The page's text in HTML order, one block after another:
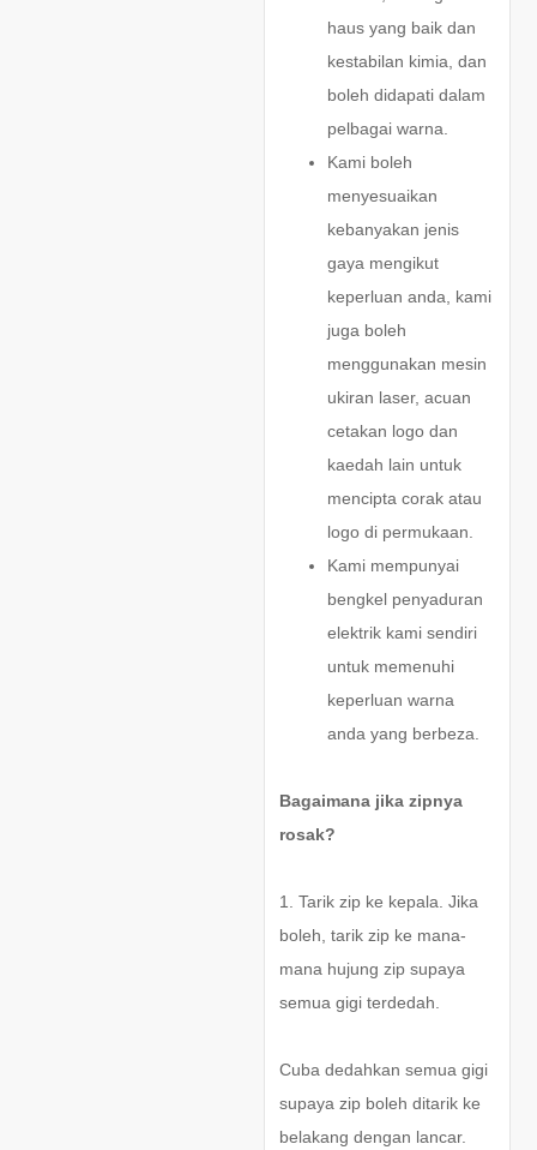
haus yang baik dan
kestabilan kimia, dan
boleh didapati dalam
pelbagai warna.
Kami boleh
menyesuaikan
kebanyakan jenis
gaya mengikut
keperluan anda, kami
juga boleh
menggunakan mesin
ukiran laser, acuan
cetakan logo dan
kaedah lain untuk
mencipta corak atau
logo di permukaan.
Kami mempunyai
bengkel penyaduran
elektrik kami sendiri
untuk memenuhi
keperluan warna
anda yang berbeza.
Bagaimana jika zipnya
rosak?
1. Tarik zip ke kepala. Jika
boleh, tarik zip ke mana-
mana hujung zip supaya
semua gigi terdedah.
Cuba dedahkan semua gigi
supaya zip boleh ditarik ke
belakang dengan lancar.